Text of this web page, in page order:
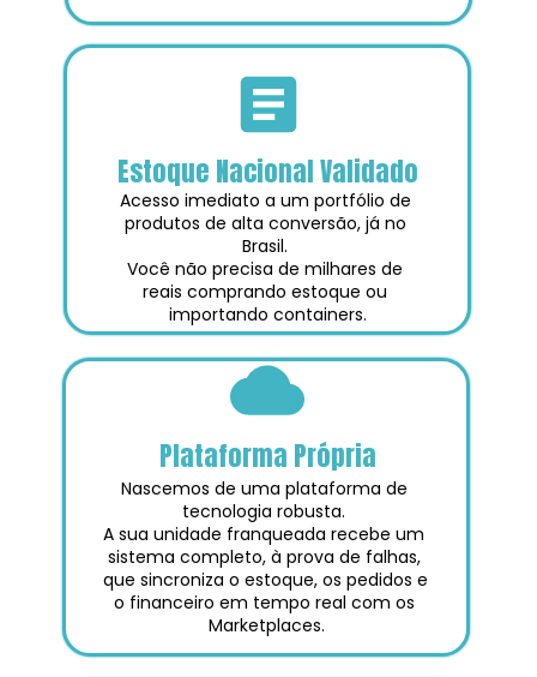
Estoque Nacional Validado
Acesso imediato a um portfólio de
produtos de alta conversão, já no
Brasil.
Você não precisa de milhares de
reais comprando estoque ou
importando containers.
Plataforma Própria
Nascemos de uma plataforma de
tecnologia robusta.
A sua unidade franqueada recebe um
sistema completo, à prova de falhas,
que sincroniza o estoque, os pedidos e
o financeiro em tempo real com os
Marketplaces.